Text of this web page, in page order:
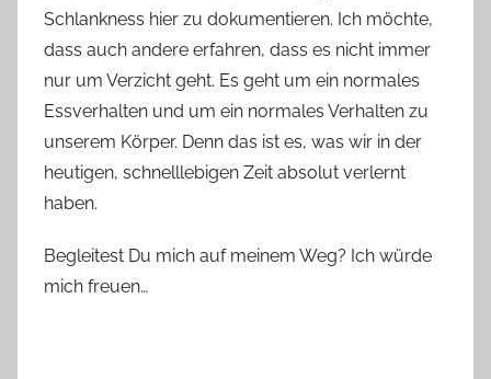
Schlankness hier zu dokumentieren. Ich möchte,
dass auch andere erfahren, dass es nicht immer
nur um Verzicht geht. Es geht um ein normales
Essverhalten und um ein normales Verhalten zu
unserem Körper. Denn das ist es, was wir in der
heutigen, schnelllebigen Zeit absolut verlernt
haben.
Begleitest Du mich auf meinem Weg? Ich würde
mich freuen…